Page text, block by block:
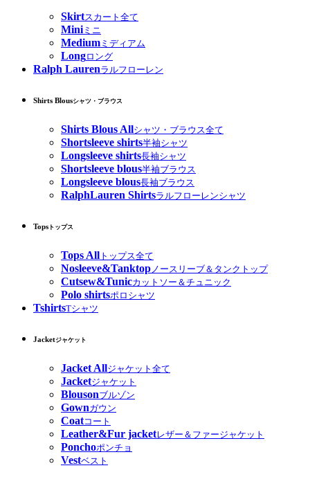
Skirtスカート全て
Miniミニ
Medium ミディアム
Longロング
Ralph Laurenラルフローレン
Shirts Blousシャツ・ブラウス
Shirts Blous Allシャツ・ブラウス全て
Shortsleeve shirts半袖シャツ
Longsleeve shirts長袖シャツ
Shortsleeve blous半袖ブラウス
Longsleeve blous長袖ブラウス
RalphLauren Shirtsラルフローレンシャツ
Tops トップス
Tops All トップス全て
Nosleeve&Tanktop ノースリーブ＆タンクトップ
Cutsew&Tunicカットソー＆チュニック
Polo shirtsポロシャツ
TshirtsTシャツ
Jacketジャケット
Jacket Allジャケット全て
Jacketジャケット
Blousonブルゾン
Gownガウン
Coatコート
Leather&Fur jacketレザー＆ファージャケット
Ponchoポンチョ
Vestベスト